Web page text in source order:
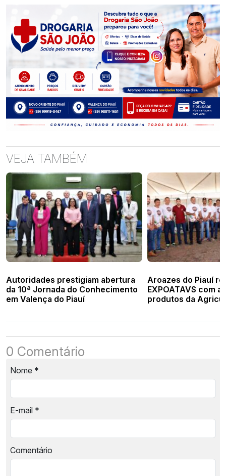
VEJA TAMBÉM
Autoridades prestigiam abertura
da 10ª Jornada do Conhecimento
em Valença do Piauí
Aroazes do Piauí
EXPOATAVS com
produtos da
0 Comentário
Nome *
E-mail *
Comentário